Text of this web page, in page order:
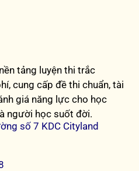
tảng luyện thi trắc
cung cấp đề thi chuẩn, tài
giá năng lực cho học
người học suốt đời.
số 7 KDC Cityland